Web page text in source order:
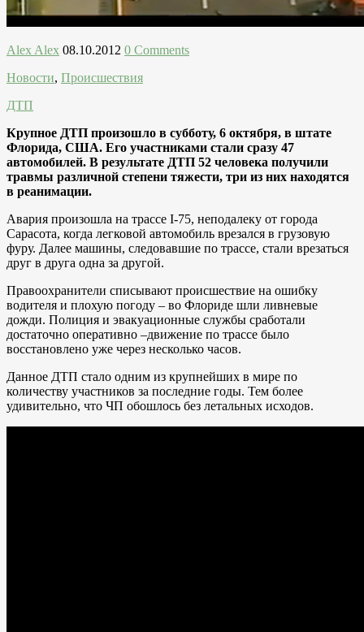
Alex Alex 08.10.2012 0 Comments
Новости, Происшествия
ДТП
Крупное ДТП произошло в субботу, 6 октября, в штате
Флорида, США. Его участниками стали сразу 47
автомобилей. В результате ДТП 52 человека получили
травмы различной степени тяжести, три из них находятся
в реанимации.
Авария произошла на трассе I-75, неподалеку от города
Сарасота, когда легковой автомобиль врезался в грузовую
фуру. Далее машины, следовавшие по трассе, стали врезаться
друг в друга одна за другой.
Правоохранители списывают происшествие на ошибку
водителя и плохую погоду – во Флориде шли ливневые
дожди. Полиция и эвакуационные службы сработали
достаточно оперативно –движение по трассе было
восстановлено уже через несколько часов.
Данное ДТП стало одним из крупнейших в мире по
количеству участников за последние годы. Тем более
удивительно, что ЧП обошлось без летальных исходов.